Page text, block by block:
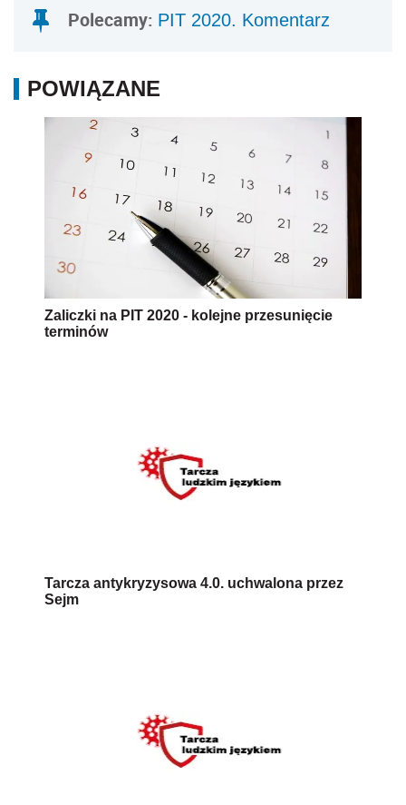
Polecamy: PIT 2020. Komentarz
POWIĄZANE
Zaliczki na PIT 2020 - kolejne przesunięcie
terminów
Tarcza antykryzysowa 4.0. uchwalona przez
Sejm